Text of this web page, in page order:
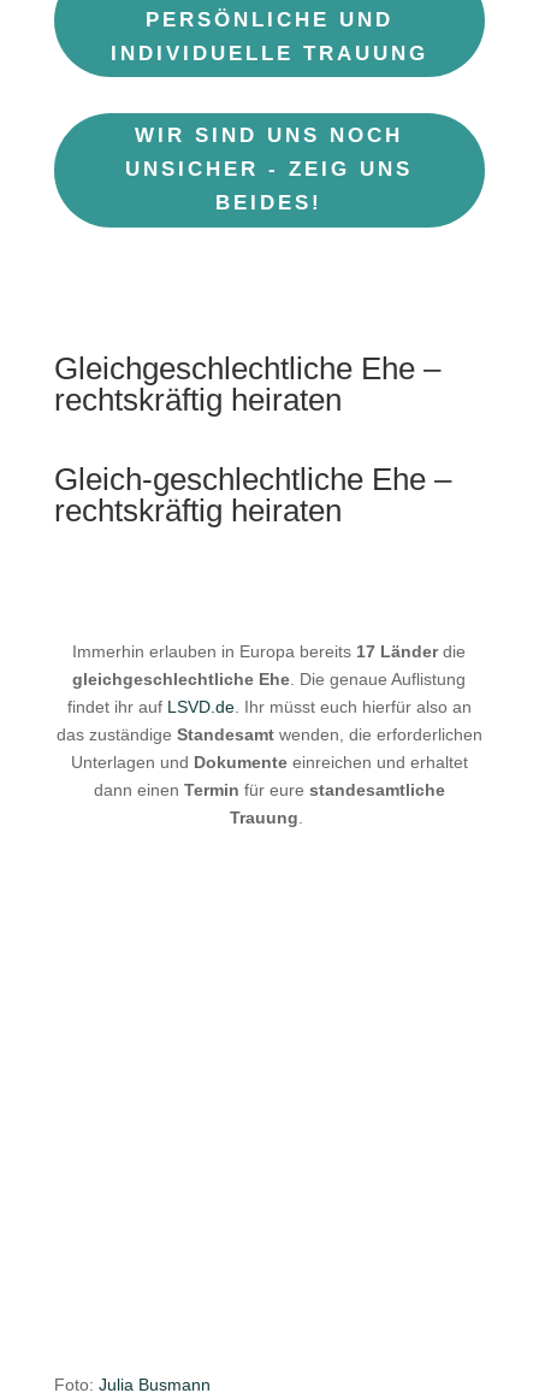
PERSÖNLICHE UND
INDIVIDUELLE TRAUUNG
WIR SIND UNS NOCH
UNSICHER - ZEIG UNS
BEIDES!
Gleichgeschlechtliche Ehe –
rechtskräftig heiraten
Gleich-geschlechtliche Ehe –
rechtskräftig heiraten
Immerhin erlauben in Europa bereits 17 Länderdie
gleichgeschlechtliche Ehe . Die genaue Auflistung
findet ihr auf LSVD.de. Ihr müsst euch hierfür also an
das zuständige Standesamtwenden, die erforderlichen
Unterlagen und Dokumenteeinreichen und erhaltet
dann einen Termin für eure standesamtliche
Trauung
Foto: Julia Busmann